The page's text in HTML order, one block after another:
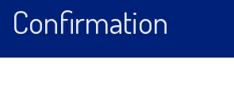
Confirmation